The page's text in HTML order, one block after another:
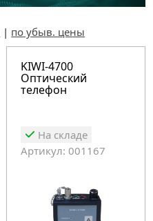
| по убыв. цены
KIWI-4700
Оптический
телефон
На складе
Артикул: 001167